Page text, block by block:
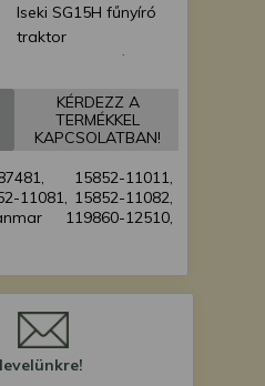
Iseki SG15H fűnyíró
traktor
Iseki TF15 japán
Iseki TF17 japán
kistraktor
kistraktor
Iseki TU135F japán
kistraktor
kistraktor
Iseki TU140F japán
KÉRDEZZ A
TERMÉKKEL
KAPCSOLATBAN!
15852-11011,
11081, 15852-11082,
119860-12510,